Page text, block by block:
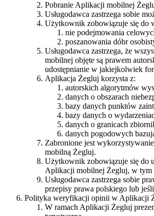
Pobranie Aplikacji mobilnej
Usługodawca zastrzega sobie
Użytkownik zobowiązuje się do
nie podejmowania
poszanowania dóbr
Usługodawca zastrzega, że
mobilnej objęte są prawem
udostępnianie w jakiejkolwiek
Aplikacja Żegluj korzysta z:
autorskich algorytmów
danych o obszarach
bazy danych punktów
bazy danych o
danych o granicach
danych pogodowych
Zabronione jest
mobilną Żegluj.
Użytkownik zobowiązuje się do
Aplikacji mobilnej Żegluj, w tym
Usługodawca zastrzega sobie
przepisy prawa polskiego lub
Polityka weryfikacji opinii w Aplikacji
W ramach Aplikacji Żegluj